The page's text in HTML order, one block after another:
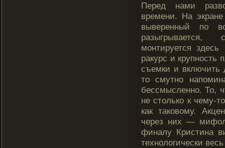
Перед нами
времени. На
выверенный по
разыгрывается,
монтируется
ракурс и крупность
съемки и включить
то смутно
бессмысленно. То,
не столько к чему-
как таковому.
через них —
финалу Кристина
технологически